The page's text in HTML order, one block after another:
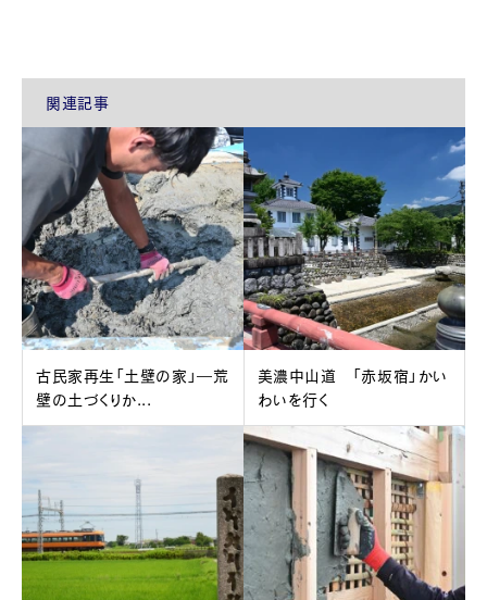
関連記事
古民家再生「土壁の家」―荒
壁の土づくりか...
美濃中山道 「赤坂宿」かい
わいを行く